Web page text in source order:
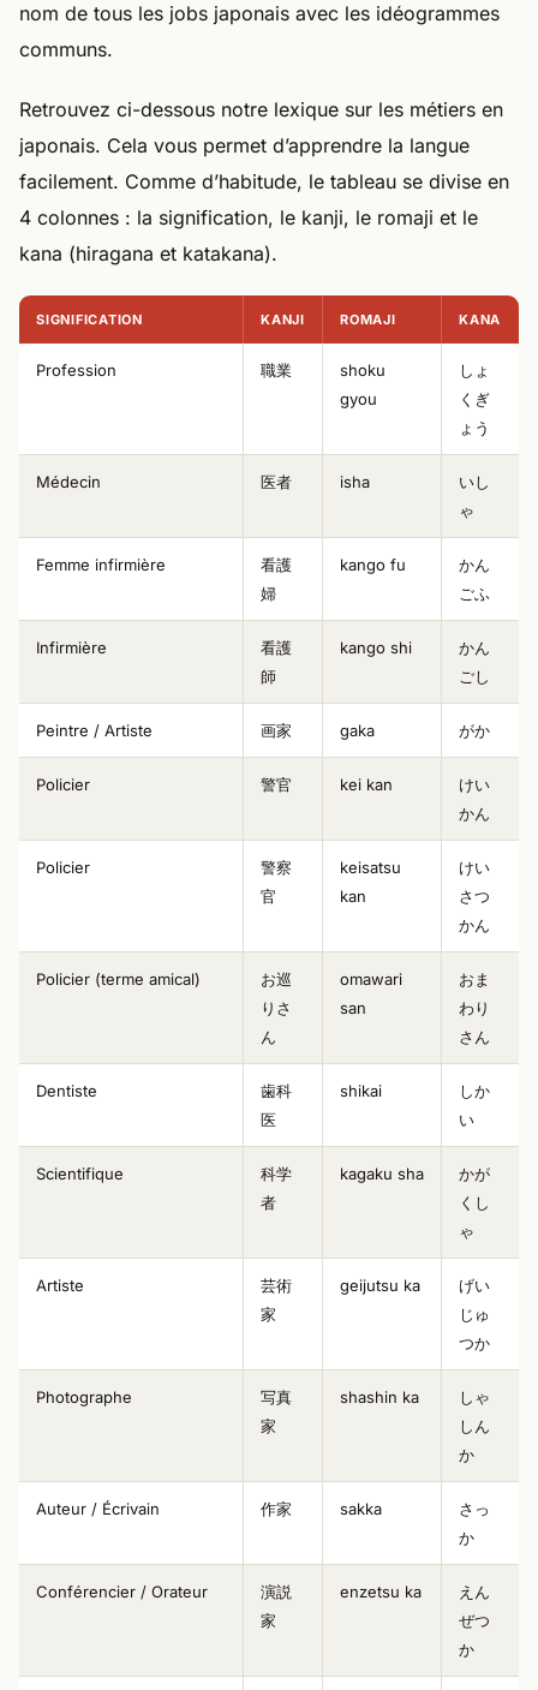
nom de tous les jobs japonais avec les idéogrammes
communs.
Retrouvez ci-dessous notre lexique sur les métiers en
japonais. Cela vous permet d’apprendre la langue
facilement. Comme d’habitude, le tableau se divise en
4 colonnes : la signification, le kanji, le romaji et le
kana (hiragana et katakana).
SIGNIFICATION KANJI ROMAJI KANA
Profession 職業
shoku
gyou
しょ
くぎ
ょう
Médecin 医者 isha
いし
ゃ
Femme infirmière
看護
婦
kango fu
かん
ごふ
Infirmière
看護
師
kango shi
かん
ごし
Peintre / Artiste 画家 gaka がか
Policier 警官 kei kan
けい
かん
Policier
警察
官
keisatsu
kan
けい
さつ
かん
Policier (terme amical)
お巡
りさ
ん
omawari
san
おま
わり
さん
Dentiste
歯科
医
shikai
しか
い
Scientifique
科学
者
kagaku sha
かが
くし
ゃ
Artiste
芸術
家
geijutsu ka
げい
じゅ
つか
Photographe
写真
家
shashin ka
しゃ
しん
か
Auteur / Écrivain 作家 sakka
さっ
か
Conférencier / Orateur
演説
家
enzetsu ka
えん
ぜつ
か